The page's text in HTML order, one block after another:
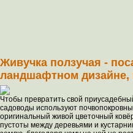
Живучка ползучая -
ландшафтном дизайне,
Чтобы превратить свой
садоводы используют
оригинальный живой цветочный
пустоты между деревьями и